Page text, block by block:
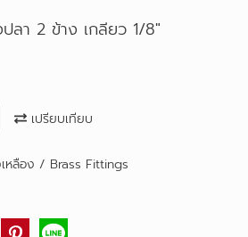
ลา 2 ข้าง เกลียว 1/8"
เปรียบเทียบ
หลือง / Brass Fittings